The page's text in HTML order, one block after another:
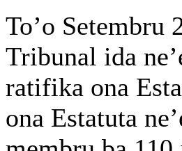
To’o Setembru
Tribunal ida
ratifika ona
ona Estatuta